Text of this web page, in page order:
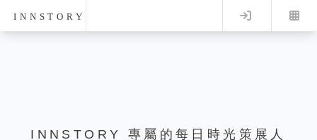
INNSTORY Log in
INNSTORY 專屬的每日時光策展人